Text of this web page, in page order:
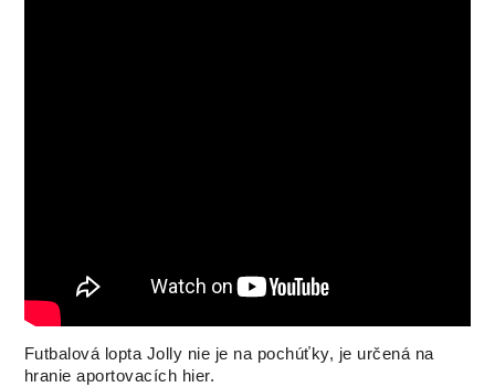
Futbalová lopta Jolly nie je na pochúťky, je určená na
hranie aportovacích hier.